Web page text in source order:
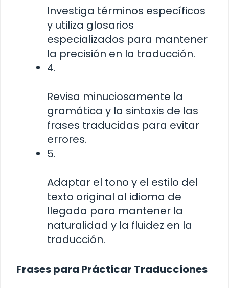
Investiga términos específicos
y utiliza glosarios
especializados para mantener
la precisión en la traducción.
4.
Revisa minuciosamente la
gramática y la sintaxis de las
frases traducidas para evitar
errores.
5.
Adaptar el tono y el estilo del
texto original al idioma de
llegada para mantener la
naturalidad y la fluidez en la
traducción.
Frases para Prácticar Traducciones